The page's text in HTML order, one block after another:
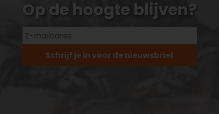
Op de hoogte blijven?
Schrijf je in voor de nieuwsbrief